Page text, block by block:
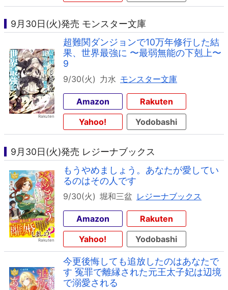
9月30日(火)発売 モンスター文庫
超難関ダンジョンで10万年修行した結
果、世界最強に 〜最弱無能の下剋上〜
9
9/30(火) 力水 モンスター文庫
Amazon
Rakuten
Yahoo!
Yodobashi
9月30日(火)発売 レジーナブックス
もうやめましょう。あなたが愛してい
るのはその人です
9/30(火) 堀和三盆 レジーナブックス
Amazon
Rakuten
Yahoo!
Yodobashi
今更後悔しても追放したのはあなたで
す 冤罪で離縁された元王太子妃は辺境
で溺愛される